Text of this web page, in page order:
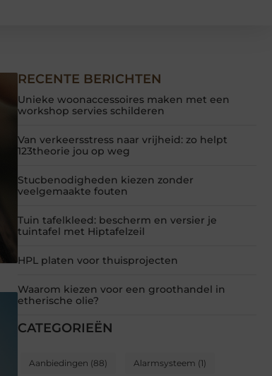
RECENTE BERICHTEN
Unieke woonaccessoires maken met een
workshop servies schilderen
Van verkeersstress naar vrijheid: zo helpt
123theorie jou op weg
Stucbenodigheden kiezen zonder
veelgemaakte fouten
Tuin tafelkleed: bescherm en versier je
tuintafel met Hiptafelzeil
HPL platen voor thuisprojecten
Waarom kiezen voor een groothandel in
etherische olie?
CATEGORIEËN
Aanbiedingen (88) Alarmsysteem (1)